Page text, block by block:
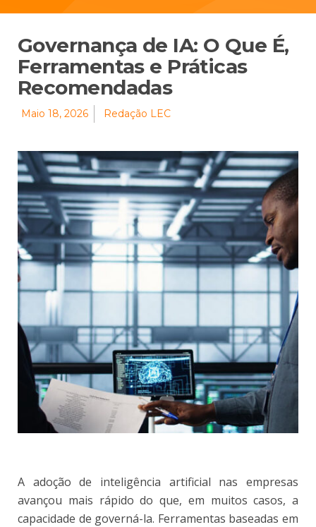
Governança de IA: O Que É,
Ferramentas e Práticas
Recomendadas
Maio 18, 2026 Redação LEC
A adoção de inteligência artificial nas empresas
avançou mais rápido do que, em muitos casos, a
capacidade de governá-la. Ferramentas baseadas em